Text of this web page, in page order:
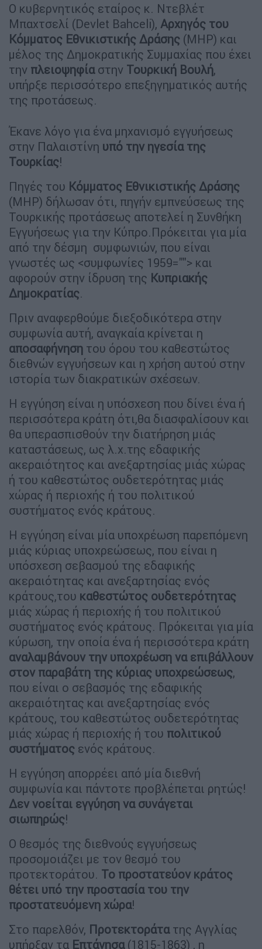
Ο κυβερνητικός εταίρος κ. Ντεβλέτ
Μπαχτσελί (Devlet Bahceli), Αρχηγός του
Κόμματος Εθνικιστικής Δράσης (MHP) και
μέλος της Δημοκρατικής Συμμαχίας που έχει
την πλειοψηφίαστην Τουρκική Βουλή,
υπήρξε περισσότερο επεξηγηματικός αυτής
της προτάσεως.
Έκανε λόγο για ένα μηχανισμό εγγυήσεως
στην Παλαιστίνη υπό την ηγεσία της
Τουρκίας!
Πηγές του Κόμματος Εθνικιστικής Δράσης
(MHP) δήλωσαν ότι, πηγήν εμπνεύσεως της
Τουρκικής προτάσεως αποτελεί η Συνθήκη
Εγγυήσεως για την Κύπρο.Πρόκειται για μία
από την δέσμη συμφωνιών, που είναι
γνωστές ως <συμφωνίες 1959=""> και
αφορούν στην ίδρυση της Κυπριακής
Δημοκρατίας.
Πριν αναφερθούμε διεξοδικότερα στην
συμφωνία αυτή, αναγκαία κρίνεται η
αποσαφήνηση του όρου του καθεστώτος
διεθνών εγγυήσεων και η χρήση αυτού στην
ιστορία των διακρατικών σχέσεων.
Η εγγύηση είναι η υπόσχεση που δίνει ένα ή
περισσότερα κράτη ότι,θα διασφαλίσουν και
θα υπερασπισθούν την διατήρηση μιάς
καταστάσεως, ως λ.χ.της εδαφικής
ακεραιότητος και ανεξαρτησίας μιάς χώρας
ή του καθεστώτος ουδετερότητας μιάς
χώρας ή περιοχής ή του πολιτικού
συστήματος ενός κράτους.
Η εγγύηση είναι μία υποχρέωση παρεπόμενη
μιάς κύριας υποχρεώσεως, που είναι η
υπόσχεση σεβασμού της εδαφικής
ακεραιότητας και ανεξαρτησίας ενός
κράτους,του καθεστώτος ουδετερότητας
μιάς χώρας ή περιοχής ή του πολιτικού
συστήματος ενός κράτους. Πρόκειται για μία
κύρωση, την οποία ένα ή περισσότερα κράτη
αναλαμβάνουν την υποχρέωση να επιβάλλουν
στον παραβάτη της κύριας υποχρεώσεως,
που είναι ο σεβασμός της εδαφικής
ακεραιότητας και ανεξαρτησίας ενός
κράτους, του καθεστώτος ουδετερότητας
μιάς χώρας ή περιοχής ή του πολιτικού
συστήματος ενός κράτους.
Η εγγύηση απορρέει από μία διεθνή
συμφωνία και πάντοτε προβλέπεται ρητώς!
Δεν νοείται εγγύηση να συνάγεται
σιωπηρώς!
Ο θεσμός της διεθνούς εγγυήσεως
προσομοιάζει με τον θεσμό του
προτεκτοράτου. Το προστατεύον κράτος
θέτει υπό την προστασία του την
προστατευόμενη χώρα!
Στο παρελθόν, Προτεκτοράτατης Αγγλίας
υπήρξαν τα Επτάνησα(1815-1863) , η